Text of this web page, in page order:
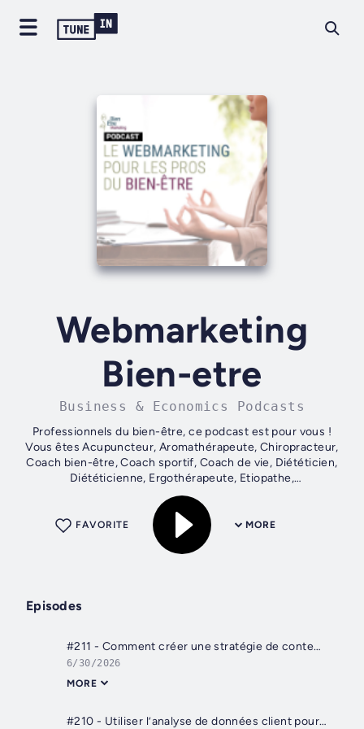
Webmarketing
Bien-etre
Business & Economics Podcasts
Professionnels du bien-être, ce podcast est pour vous !
Vous êtes Acupuncteur, Aromathérapeute, Chiropracteur,
Coach bien-être, Coach sportif, Coach de vie, Diététicien,
Diététicienne, Ergothérapeute, Etiopathe,
Hypnothérapeute, Kinésithérapeute,...
MORE
FAVORITE
Episodes
#211 - Comment créer une stratégie de contenu qui convertit réellement pour les pros du bien-être
6/30/2026
MORE
#210 - Utiliser l’analyse de données client pour affiner votre stratégie (KPI essentiels)